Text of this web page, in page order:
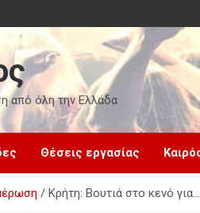
από όλη την Ελλάδα
Θέσεις εργασίας
Κρήτη: Βουτιά στο κενό για…